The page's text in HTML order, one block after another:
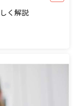
く解説